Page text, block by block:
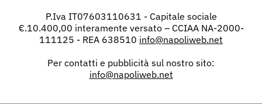
P.Iva IT07603110631 - Capitale sociale
€.10.400,00 interamente versato – CCIAA NA-2000-
111125 - REA 638510 info@napoliweb.net
Per contatti e pubblicità sul nostro sito:
info@napoliweb.net